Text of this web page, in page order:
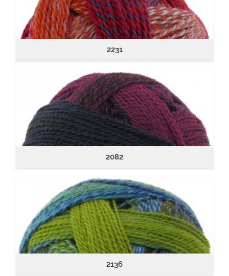
2231
2082
2136